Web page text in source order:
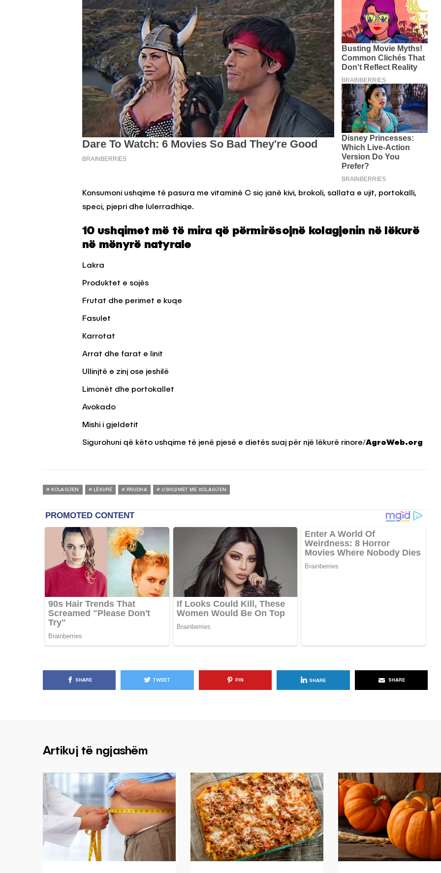
Konsumoni ushqime të pasura me vitaminë C siç janë kivi, brokoli, sallata e ujit, portokalli,
speci, pjepri dhe lulerradhiqe.
10 ushqimet më të mira që përmirësojnë kolagjenin në lëkurë
në mënyrë natyrale
Lakra
Produktet e sojës
Frutat dhe perimet e kuqe
Fasulet
Karrotat
Arrat dhe farat e linit
Ullinjtë e zinj ose jeshilë
Limonët dhe portokallet
Avokado
Mishi i gjeldetit
Sigurohuni që këto ushqime të jenë pjesë e dietës suaj për një lëkurë rinore/AgroWeb.org
KOLAGJEN LËKURË RRUDHA USHQIMET ME KOLAGJEN
SHARE TWEET PIN SHARE SHARE
Artikuj të ngjashëm